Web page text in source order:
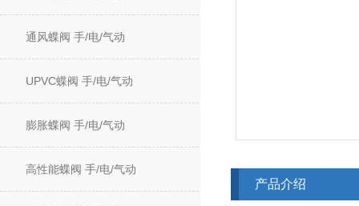
通风蝶阀 手/电/气动
UPVC蝶阀 手/电/气动
膨胀蝶阀 手/电/气动
高性能蝶阀 手/电/气动
产品介绍